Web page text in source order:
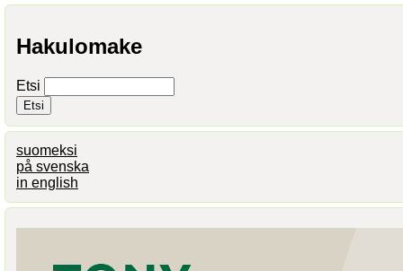
Hakulomake
Etsi
suomeksi
på svenska
in english